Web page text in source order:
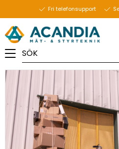
Fri telefonsupport